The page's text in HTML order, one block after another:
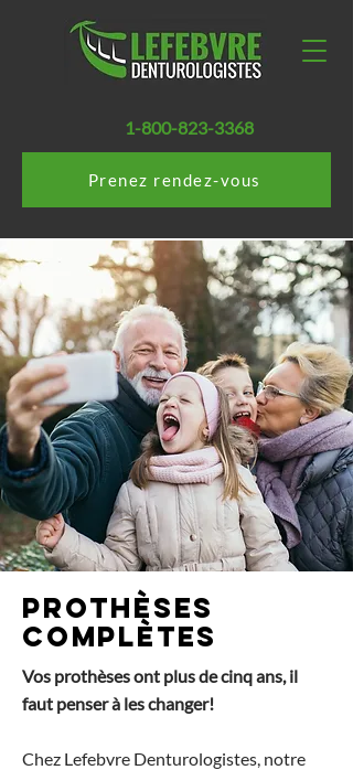
1-800-823-3368
Prenez rendez-vous
Prothèses
complètes
Vos prothèses ont plus de cinq ans, il
faut penser à les changer!
Chez Lefebvre Denturologistes, notre